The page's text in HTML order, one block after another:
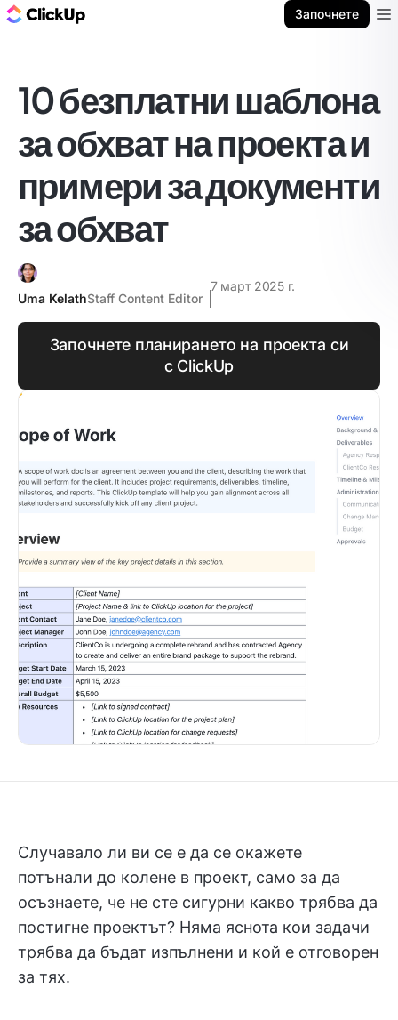
Започнете
10 безплатни шаблона
за обхват на проекта и
примери за документи
за обхват
Uma KelathStaff Content Editor
7 март 2025 г.
Започнете планирането на проекта си
с ClickUp
Случавало ли ви се е да се окажете
потънали до колене в проект, само за да
осъзнаете, че не сте сигурни какво трябва да
постигне проектът? Няма яснота кои задачи
трябва да бъдат изпълнени и кой е отговорен
за тях.